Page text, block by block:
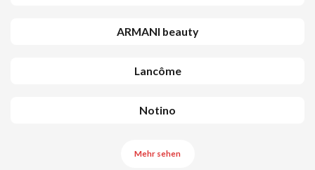
ARMANI beauty
Lancôme
Notino
Mehr sehen